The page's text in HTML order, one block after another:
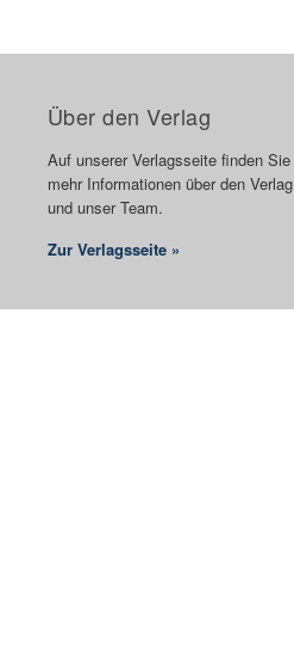
Über den Verlag
Auf unserer Verlagsseite finden Sie
mehr Informationen über den Verlag
und unser Team.
Zur Verlagsseite »